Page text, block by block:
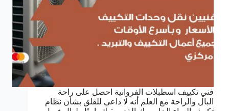
فني تكييف اسطبلات الفروانية احصل على راحة
البال والراحة مع العلم أنه لا داعي للقلق بشأن نظام